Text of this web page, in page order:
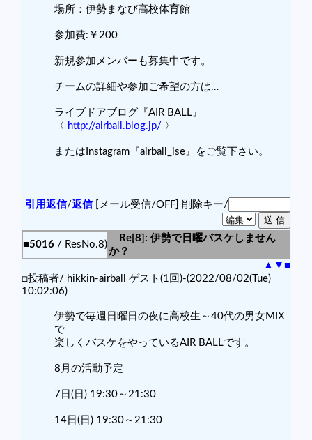
場所：伊勢まなび高校体育館
参加費:￥200
新規参加メンバーも募集中です。
チームの詳細や参加ご希望の方は…
ライブドアブログ『AIR BALL』
〈 http://airball.blog.jp/ 〉
またはInstagram『airball_ise』をご覧下さい。
引用返信/返信[メール受信/OFF] 削除キー/
■5016 / ResNo.8)
Re[8]: 伊勢で日曜バスケしません
か？
▲ ▼ ■
□投稿者/ hikkin-airball ゲスト(1回)-(2022/08/02(Tue)
10:02:06)
伊勢で毎週日曜日の夜に高校生～40代の男女MIX
で
楽しくバスケをやっているAIR BALLです。
8月の活動予定
7日(日) 19:30～21:30
14日(日) 19:30～21:30